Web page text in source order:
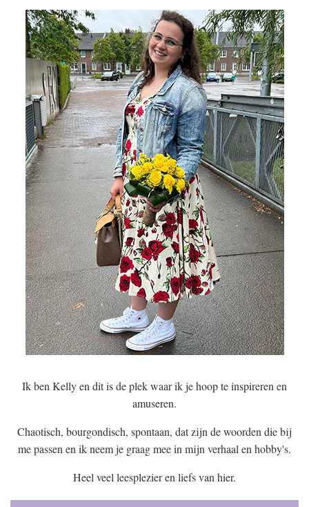
Ik ben Kelly en dit is de plek waar ik je hoop te inspireren en
amuseren.
Chaotisch, bourgondisch, spontaan, dat zijn de woorden die bij
me passen en ik neem je graag mee in mijn verhaal en hobby's.
Heel veel leesplezier en liefs van hier.